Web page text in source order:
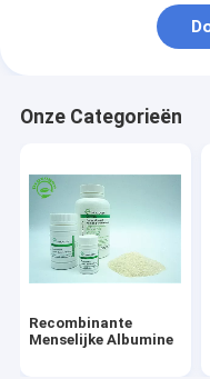
Recombinante VEGF
Onze Categorieën
Recombinante
Menselijke Albumine